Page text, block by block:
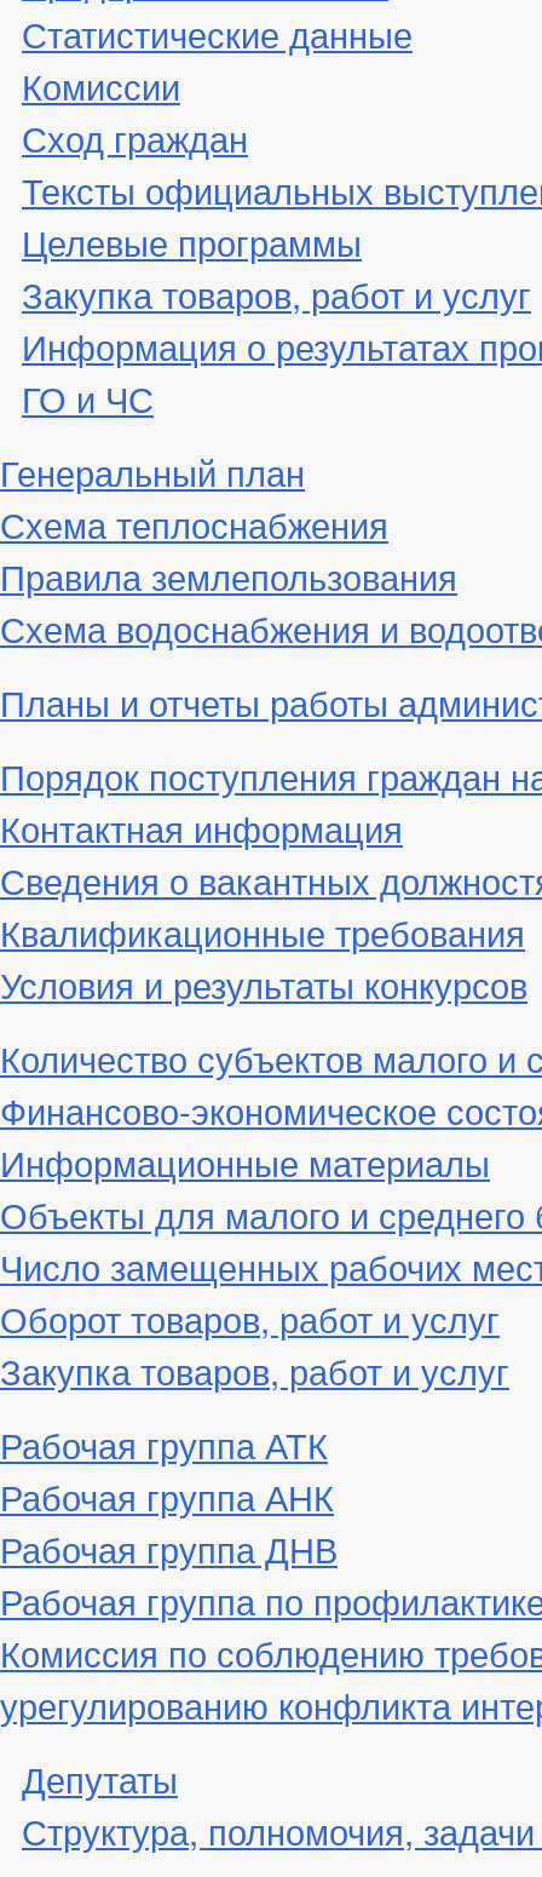
Статистические данные
Комиссии
Сход граждан
Тексты официальных
Целевые программы
Закупка товаров, работ и услуг
Информация о результатах
ГО и ЧС
Генеральный план
Схема теплоснабжения
Правила землепользования
Схема водоснабжения и
Планы и отчеты работы
Порядок поступления граждан
Контактная информация
Сведения о вакантных
Квалификационные требования
Условия и результаты конкурсов
Количество субъектов малого и
Финансово-экономическое
Информационные материалы
Объекты для малого и среднего
Число замещенных рабочих
Оборот товаров, работ и услуг
Закупка товаров, работ и услуг
Рабочая группа АТК
Рабочая группа АНК
Рабочая группа ДНВ
Рабочая группа по
Комиссия по соблюдению
урегулированию конфликта
Депутаты
Структура, полномочия,